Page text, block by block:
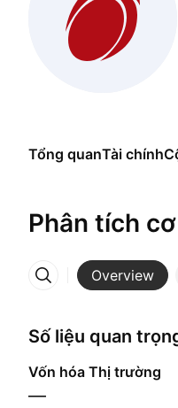
Tổng quanTài chính
Phân tích
Overview
More
Số liệu quan
Vốn hóa Thị trường
—